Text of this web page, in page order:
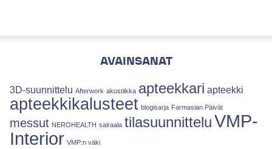
AVAINSANAT
3D-suunnittelu Afterwork akustiikka apteekkari apteekki
apteekkikalusteet blogisarja Farmasian Päivät
messut NEROHEALTH sairaala tilasuunnitteluVMP-
Interior VMP:n väki